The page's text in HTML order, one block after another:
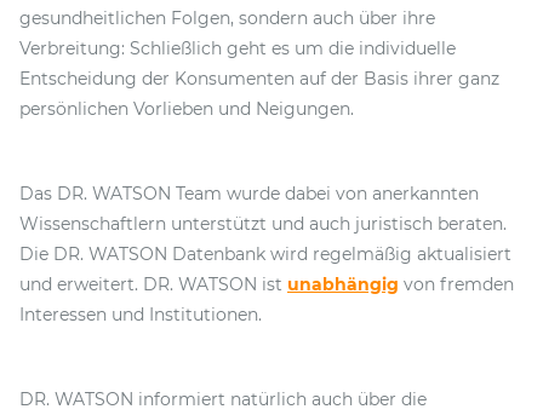
gesundheitlichen Folgen, sondern auch über ihre
Verbreitung: Schließlich geht es um die individuelle
Entscheidung der Konsumenten auf der Basis ihrer ganz
persönlichen Vorlieben und Neigungen.
Das DR. WATSON Team wurde dabei von anerkannten
Wissenschaftlern unterstützt und auch juristisch beraten.
Die DR. WATSON Datenbank wird regelmäßig aktualisiert
und erweitert. DR. WATSON ist unabhängig von fremden
Interessen und Institutionen.
DR. WATSON informiert natürlich auch über die